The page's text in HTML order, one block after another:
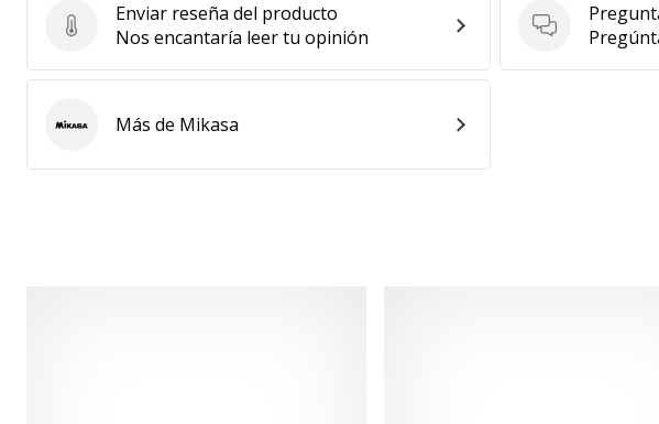
Enviar reseña del producto
Enviar reseña del producto
Nos encantaría leer tu opinión
Preguntas
MikasaMás de Mikasa